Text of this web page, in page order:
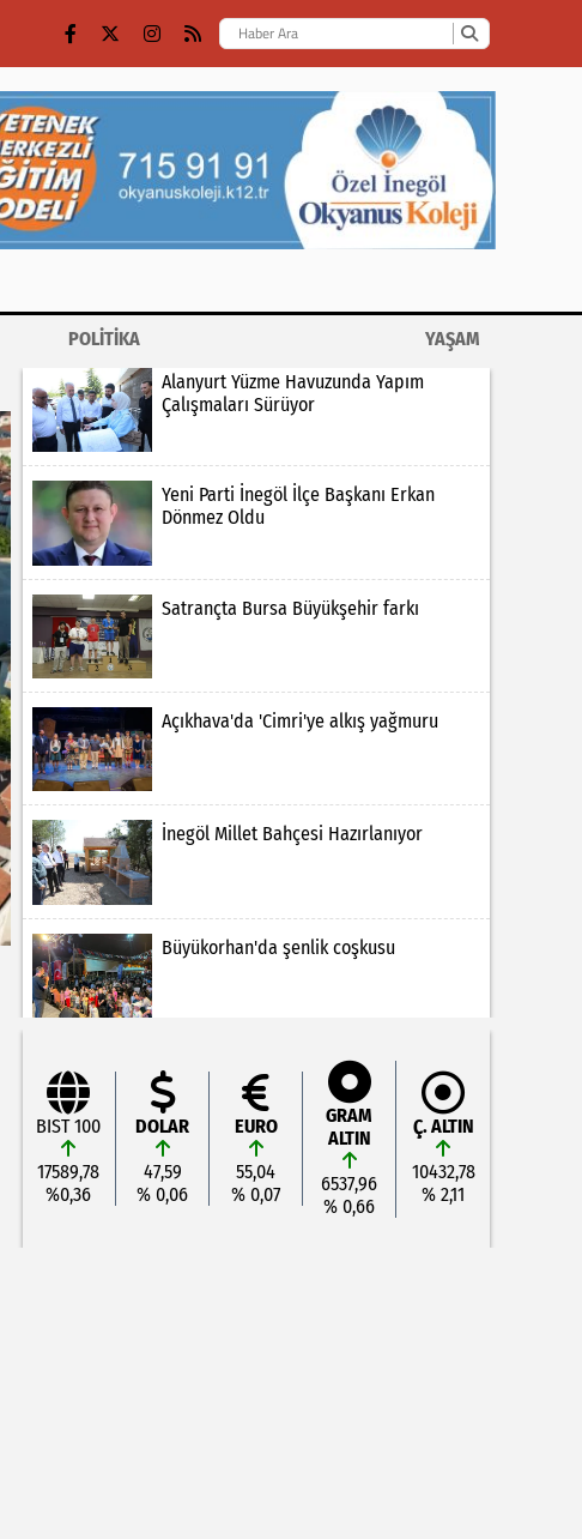
POLİTİKA
YAŞAM
Alanyurt Yüzme Havuzunda Yapım
Çalışmaları Sürüyor
Yeni Parti İnegöl İlçe Başkanı Erkan
Dönmez Oldu
Satrançta Bursa Büyükşehir farkı
Açıkhava'da 'Cimri'ye alkış yağmuru
İnegöl Millet Bahçesi Hazırlanıyor
Büyükorhan'da şenlik coşkusu
BIST 100
17589,78
%0,36
DOLAR
47,59
% 0,06
EURO
55,04
% 0,07
GRAM
ALTIN
6537,96
% 0,66
Ç. ALTIN
10432,78
% 2,11